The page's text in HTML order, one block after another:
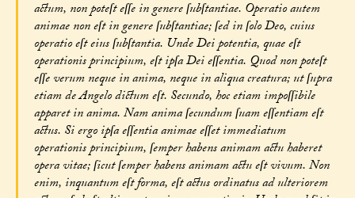
actum, non poteſt eſſe in genere ſubſtantiae. Operatio autem
animae non eſt in genere ſubſtantiae; ſed in ſolo Deo, cuius
operatio eſt eius ſubſtantia. Unde Dei potentia, quae eſt
operationis principium, eſt ipſa Dei eſſentia. Quod non poteſt
eſſe verum neque in anima, neque in aliqua creatura; ut ſupra
etiam de Angelo dictum eſt. Secundo, hoc etiam impoſſibile
apparet in anima. Nam anima ſecundum ſuam eſſentiam eſt
actus. Si ergo ipſa eſſentia animae eſſet immediatum
operationis principium, ſemper habens animam actu haberet
opera vitae; ſicut ſemper habens animam actu eſt vivum. Non
enim, inquantum eſt forma, eſt actus ordinatus ad ulteriorem